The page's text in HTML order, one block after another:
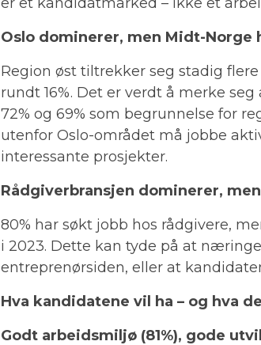
Oslo dominerer, men Midt-Norge
Region øst tiltrekker seg stadig flere
rundt 16%. Det er verdt å merke
72% og 69% som begrunnelse for
utenfor Oslo-området må jobbe
interessante prosjekter.
Rådgiverbransjen dominerer,
80% har søkt jobb hos rådgivere,
i 2023. Dette kan tyde på at
entreprenørsiden, eller at
Hva kandidatene vil ha – og hva
Godt arbeidsmiljø (81%), gode